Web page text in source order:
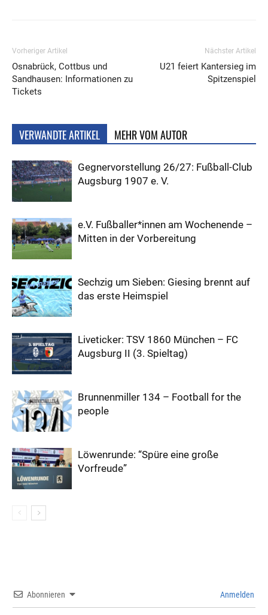
Vorheriger Artikel
Osnabrück, Cottbus und
Sandhausen: Informationen zu
Tickets
Nächster Artikel
U21 feiert Kantersieg im
Spitzenspiel
VERWANDTE ARTIKEL MEHR VOM AUTOR
Gegnervorstellung 26/27: Fußball-Club
Augsburg 1907 e. V.
e.V. Fußballer*innen am Wochenende –
Mitten in der Vorbereitung
Sechzig um Sieben: Giesing brennt auf
das erste Heimspiel
Liveticker: TSV 1860 München – FC
Augsburg II (3. Spieltag)
Brunnenmiller 134 – Football for the
people
Löwenrunde: “Spüre eine große
Vorfreude”
Abonnieren Anmelden